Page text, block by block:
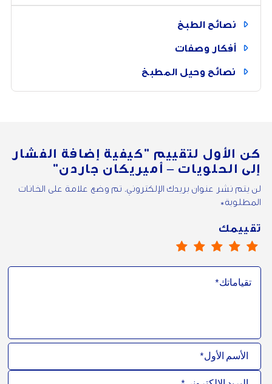
نصائح الطبخ
أفكار وصفات
نصائح وحيل المطبخ
كن الأول لتقييم "كيفية إضافة الفشار
إلى الحلويات – أميريكان جاردن"
لن يتم نشر عنوان بريدك الإلكتروني. تم وضع علامة على الخانات
المطلوبة*
تقييمك